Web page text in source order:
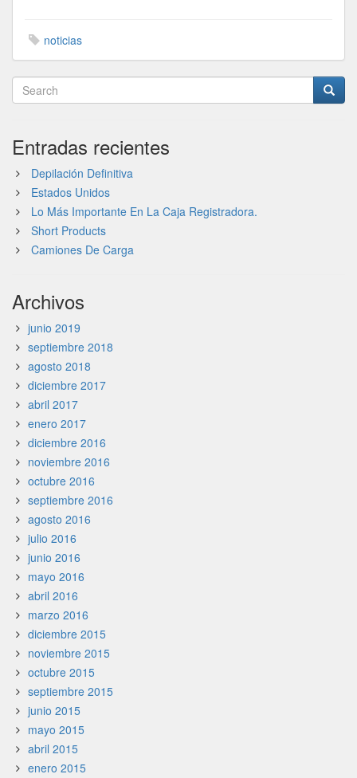
noticias
Entradas recientes
Depilación Definitiva
Estados Unidos
Lo Más Importante En La Caja Registradora.
Short Products
Camiones De Carga
Archivos
junio 2019
septiembre 2018
agosto 2018
diciembre 2017
abril 2017
enero 2017
diciembre 2016
noviembre 2016
octubre 2016
septiembre 2016
agosto 2016
julio 2016
junio 2016
mayo 2016
abril 2016
marzo 2016
diciembre 2015
noviembre 2015
octubre 2015
septiembre 2015
junio 2015
mayo 2015
abril 2015
enero 2015